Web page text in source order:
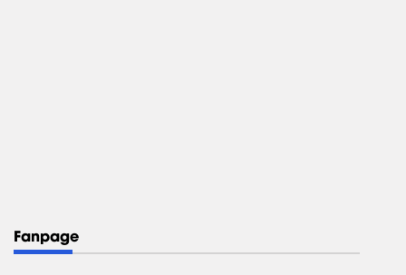
Fanpage